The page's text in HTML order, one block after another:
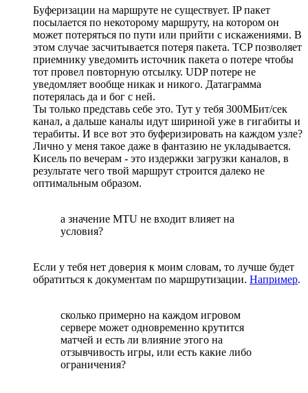
Буферизации на маршруте не существует. IP пакет
посылается по некоторому маршруту, на котором он
может потеряться по пути или прийти с искажениями. В
этом случае засчитывается потеря пакета. TCP позволяет
приемнику уведомить источник пакета о потере чтобы
тот провел повторную отсылку. UDP потере не
уведомляет вообще никак и никого. Датаграмма
потерялась да и бог с ней.
Ты только представь себе это. Тут у тебя 300МБит/сек
канал, а дальше каналы идут шириной уже в гигабиты и
терабиты. И все вот это буферизировать на каждом узле?
Лично у меня такое даже в фантазию не укладывается.
Кисель по вечерам - это издержки загрузки каналов, в
результате чего твой маршрут строится далеко не
оптимальным образом.
а значение MTU не входит влияет на
условия?
Если у тебя нет доверия к моим словам, то лучше будет
обратиться к документам по маршрутизации. Например.
сколько примерно на каждом игровом
сервере может одновременно крутится
матчей и есть ли влияние этого на
отзывчивость игры, или есть какие либо
ограничения?